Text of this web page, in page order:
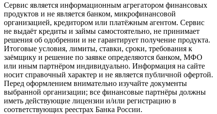
Сервис является информационным агрегатором финансовых
продуктов и не является банком, микрофинансовой
организацией, кредитором или платёжным агентом. Сервис
не выдаёт кредиты и займы самостоятельно, не принимает
решения об одобрении и не гарантирует получение продукта.
Итоговые условия, лимиты, ставки, сроки, требования к
заёмщику и решение по заявке определяются банком, МФО
или иным партнёром индивидуально. Информация на сайте
носит справочный характер и не является публичной офертой.
Перед оформлением внимательно изучайте документы
выбранной организации; все финансовые партнёры должны
иметь действующие лицензии и/или регистрацию в
соответствующих реестрах Банка России.